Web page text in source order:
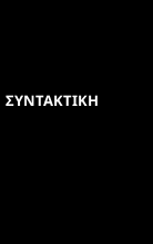
ΣΥΝΤΑΚΤΙΚΗ